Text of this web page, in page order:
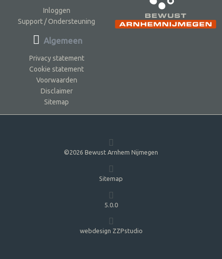
Inloggen
Support / Ondersteuning
Algemeen
Privacy statement
Cookie statement
Voorwaarden
Disclaimer
Sitemap
©2026 Bewust Arnhem Nijmegen
Sitemap
5.0.0
webdesign ZZPstudio